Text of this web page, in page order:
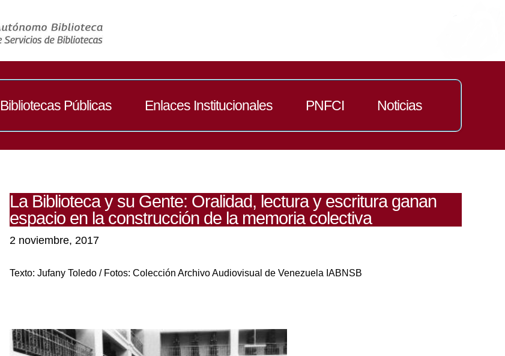
Bibliotecas Públicas Enlaces Institucionales PNFCI Noticias
La Biblioteca y su Gente: Oralidad, lectura y escritura ganan
espacio en la construcción de la memoria colectiva
2 noviembre, 2017
Texto: Jufany Toledo / Fotos: Colección Archivo Audiovisual de Venezuela IABNSB